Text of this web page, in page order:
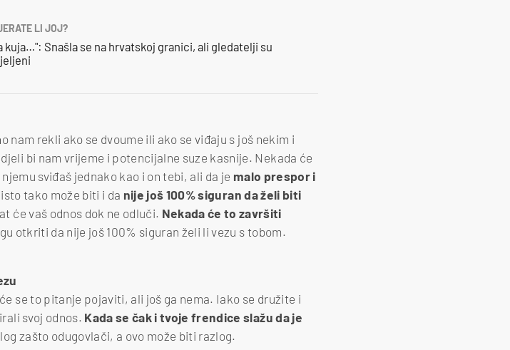
LI JOJ?
kuja…": Snašla se na hrvatskoj granici, ali gledatelji su
rekli ako se dvoume ili ako se viđaju s još nekim i
bi nam vrijeme i potencijalne suze kasnije. Nekada će
sviđaš jednako kao i on tebi, ali da je malo prespor i
tako može biti i da nije još 100% siguran da želi biti
će vaš odnos dok ne odluči. Nekada će to završiti
otkriti da nije još 100% siguran želi li vezu s tobom.
se to pitanje pojaviti, ali još ga nema. Iako se družite i
svoj odnos. Kada se čak i tvoje frendice slažu da je
zašto odugovlači, a ovo može biti razlog.